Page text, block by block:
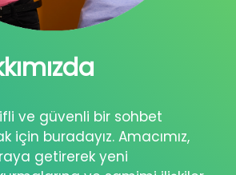
ve güvenli bir sohbet
için buradayız. Amacımız,
getirerek yeni